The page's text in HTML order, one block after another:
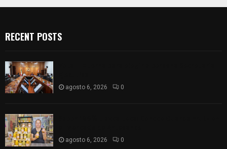
RECENT POSTS
agosto 6, 2026 0
agosto 6, 2026 0